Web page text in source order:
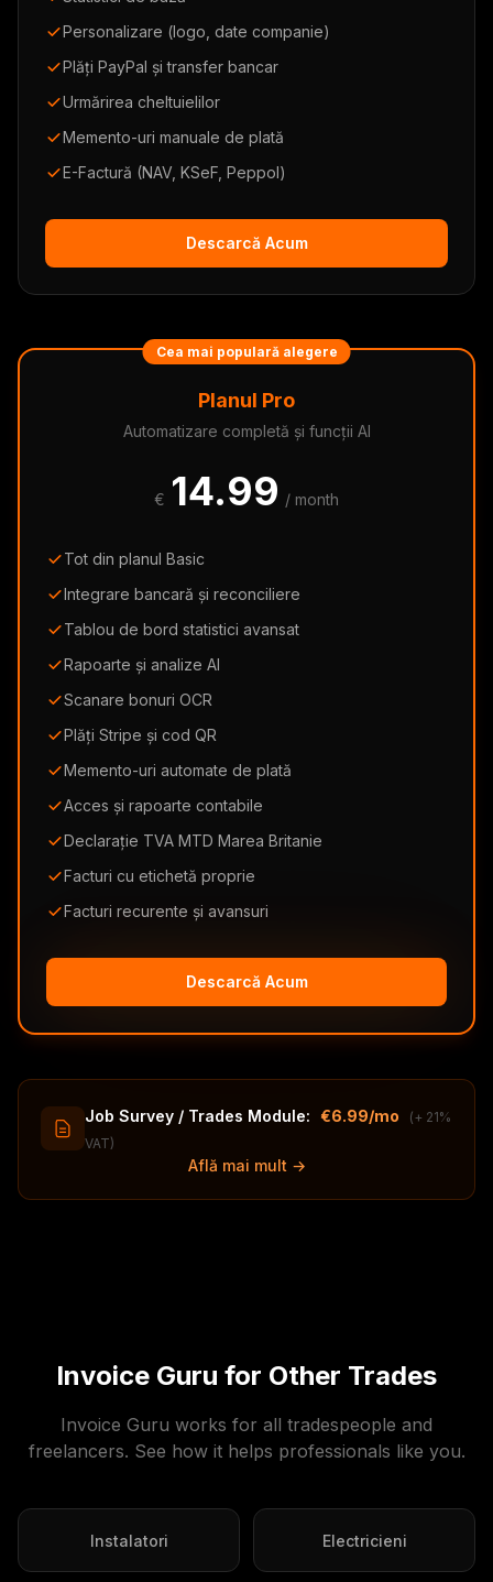
Personalizare (logo, date companie)
Plăți PayPal și transfer bancar
Urmărirea cheltuielilor
Memento-uri manuale de plată
E-Factură (NAV, KSeF, Peppol)
Descarcă Acum
Cea mai populară alegere
Planul Pro
Automatizare completă și funcții AI
€ 14.99 / month
Tot din planul Basic
Integrare bancară și reconciliere
Tablou de bord statistici avansat
Rapoarte și analize AI
Scanare bonuri OCR
Plăți Stripe și cod QR
Memento-uri automate de plată
Acces și rapoarte contabile
Declarație TVA MTD Marea Britanie
Facturi cu etichetă proprie
Facturi recurente și avansuri
Descarcă Acum
Job Survey / Trades Module: €6.99/mo
(+ 21%
VAT)
Află mai mult →
Invoice Guru for Other Trades
Invoice Guru works for all tradespeople and
freelancers. See how it helps professionals like you.
Instalatori Electricieni